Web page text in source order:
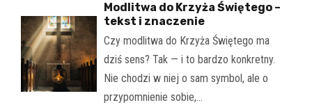
Modlitwa do Krzyża Świętego –
tekst i znaczenie
Czy modlitwa do Krzyża Świętego ma
dziś sens? Tak — i to bardzo konkretny.
Nie chodzi w niej o sam symbol, ale o
przypomnienie sobie,…